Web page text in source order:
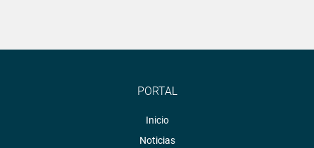
PORTAL
Inicio
Noticias